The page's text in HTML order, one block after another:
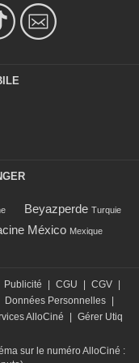
Beyazperde Turquie
México Mexique
Publicité CGU CGV
Données Personnelles
AlloCiné
Gérer Utiq
sur le numéro AlloCiné :